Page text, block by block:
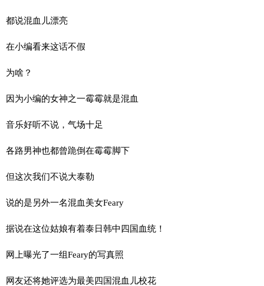
都说混血儿漂亮
在小编看来这话不假
为啥？
因为小编的女神之一霉霉就是混血
音乐好听不说，气场十足
各路男神也都曾跪倒在霉霉脚下
但这次我们不说大泰勒
说的是另外一名混血美女Feary
据说在这位姑娘有着泰日韩中四国血统！
网上曝光了一组Feary的写真照
网友还将她评选为最美四国混血儿校花